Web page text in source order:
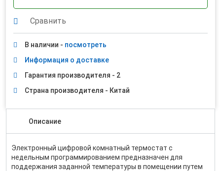
Сравнить
В наличии - посмотреть
Информация о доставке
Гарантия производителя - 2
Страна производителя - Китай
Описание
Электронный цифровой комнатный термостат с
недельным программированием предназначен для
поддержания заданной температуры в помещении путем